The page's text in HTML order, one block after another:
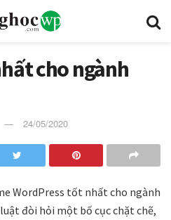
cho ngành
24/05/2020
WordPress tốt nhất cho ngành
đòi hỏi một bố cục chặt chẽ,